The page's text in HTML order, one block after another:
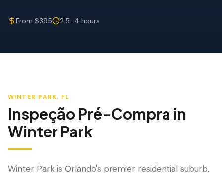
Inspeção por Drone
From $395 2.5–4 hours
WINTER PARK, FL
Inspeção Pré-Compra in
Winter Park
Winter Park is Orlando's premier residential suburb,